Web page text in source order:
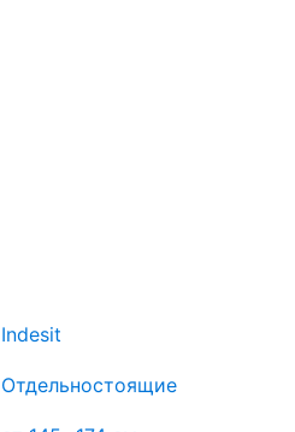
Indesit
Отдельностоящие